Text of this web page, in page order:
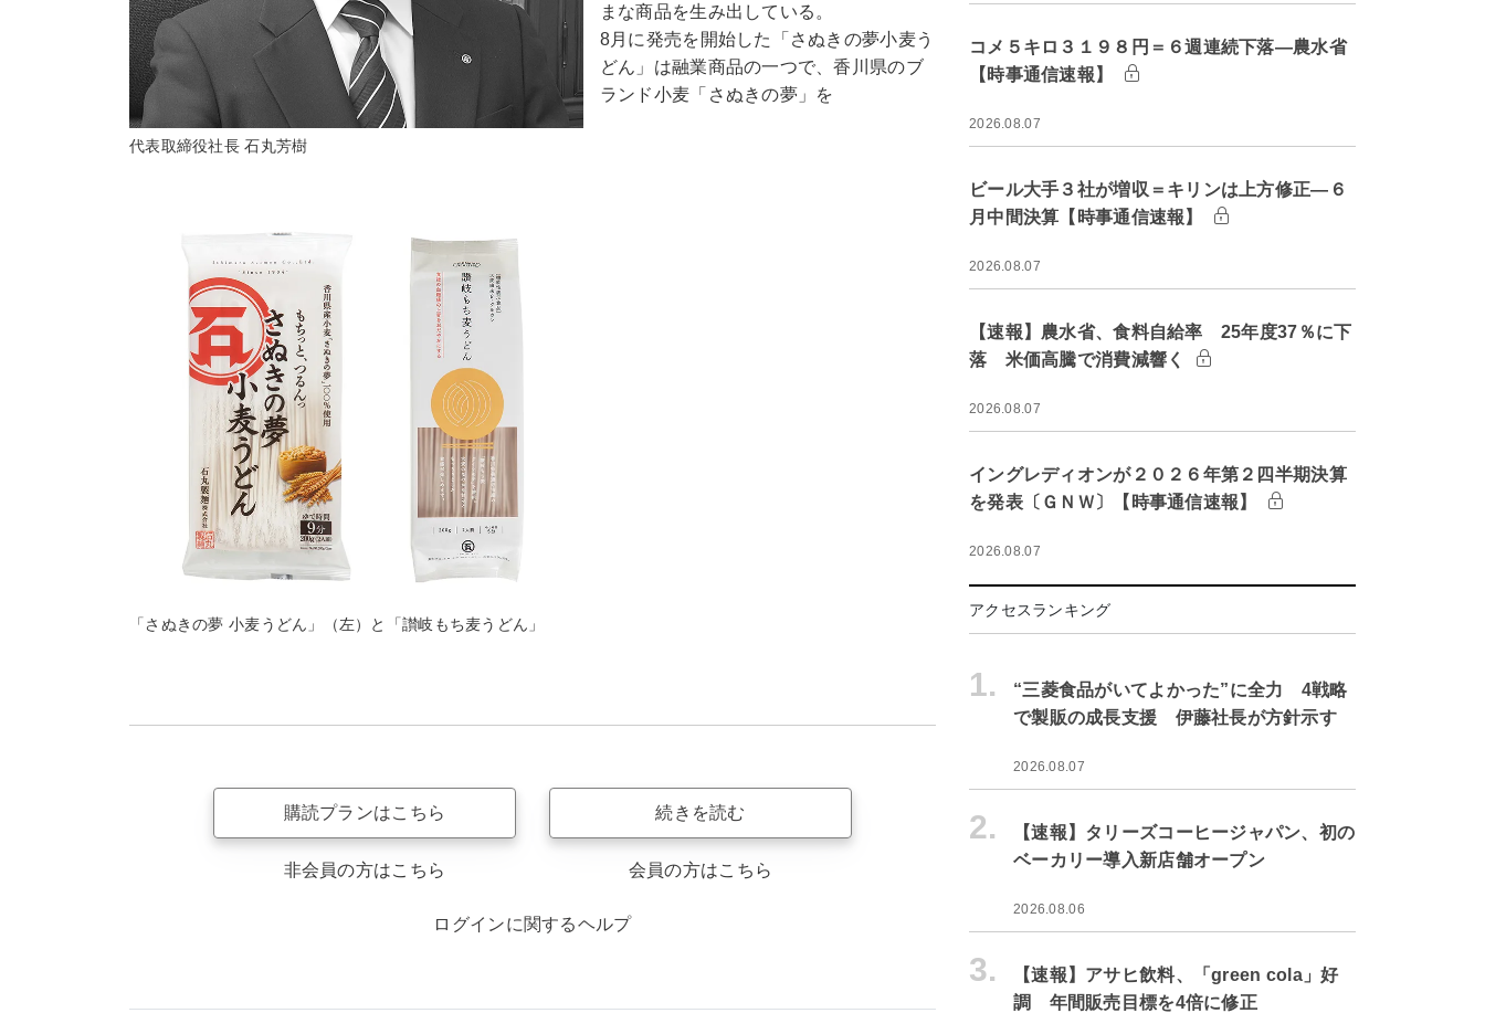
代表取締役社長 石丸芳樹
「さぬきの夢 小麦うどん」（左）と「讃岐もち麦うどん」
まな商品を生み出している。
8月に発売を開始した「さぬきの夢小麦う
どん」は融業商品の一つで、香川県のブ
ランド小麦「さぬきの夢」を
購読プランはこちら
非会員の方はこちら
続きを読む
会員の方はこちら
ログインに関するヘルプ
コメ５キロ３１９８円＝６週連続下落―農水省
【時事通信速報】
2026.08.07
ビール大手３社が増収＝キリンは上方修正―６
月中間決算【時事通信速報】
2026.08.07
【速報】農水省、食料自給率 25年度37％に下
落 米価高騰で消費減響く
2026.08.07
イングレディオンが２０２６年第２四半期決算
を発表〔ＧＮＷ〕【時事通信速報】
2026.08.07
アクセスランキング
1.
“三菱食品がいてよかった”に全力 4戦略
で製販の成長支援 伊藤社長が方針示す
2026.08.07
2.
【速報】タリーズコーヒージャパン、初の
ベーカリー導入新店舗オープン
2026.08.06
3.
【速報】アサヒ飲料、「green cola」好
調 年間販売目標を4倍に修正